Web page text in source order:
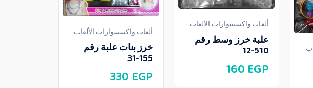
ألعاب واكسسوارات الألعاب
علبة خرز وسط رقم
510-12
160 EGP
ألعاب واكسسوارات الألعاب
خرز بنات علبة رقم
155-31
330 EGP